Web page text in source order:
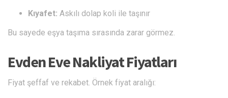
Kıyafet: Askılı dolap koli ile taşınır
Bu sayede eşya taşıma sırasında zarar görmez.
Evden Eve Nakliyat Fiyatları
Fiyat şeffaf ve rekabet. Örnek fiyat aralığı: